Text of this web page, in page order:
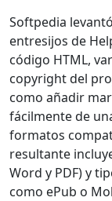
Softpedia
entresijos de
código HTML,
copyright del
como añadir
fácilmente de
formatos
resultante
Word y PDF) y
como ePub o